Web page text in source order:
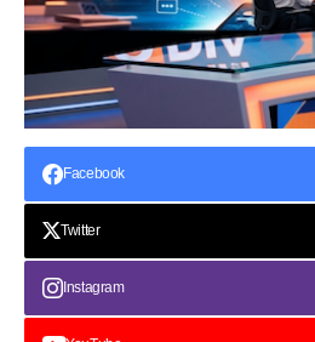
Facebook
Twitter
Instagram